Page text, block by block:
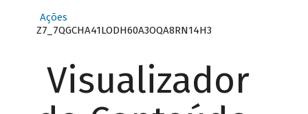
Ações
Z7_7QGCHA41LODH60A3OQA8RN14H3
Visualizador